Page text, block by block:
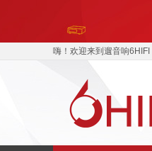
嗨！欢迎来到遛音响6HIFI